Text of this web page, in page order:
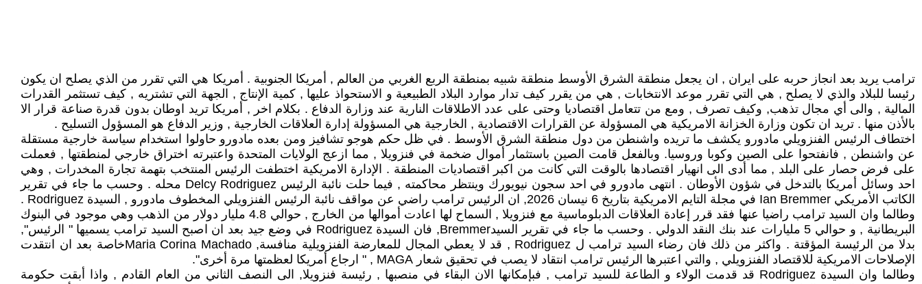
ترامب يريد بعد انجاز حربه على ايران , ان يجعل منطقة الشرق الأوسط منطقة شبيه بمنطقة الربع الغربي من العالم , أمريكا الجنوبية . أمريكا هي التي تقرر من الذي يصلح ان يكون
رئيسا للبلاد والذي لا يصلح , هي التي تقرر موعد الانتخابات , هي من يقرر كيف تدار موارد البلاد الطبيعية و الاستحواذ عليها , كمية الإنتاج , الجهة التي تشتريه , كيف تستثمر القدرات
المالية , والى أي مجال تذهب, وكيف تصرف , ومع من تتعامل اقتصاديا وحتى على عدد الاطلاقات النارية عند وزارة الدفاع . بكلام اخر , أمريكا تريد اوطان بدون قدرة صناعة قرار الا
بالأذن منها . تريد ان تكون وزارة الخزانة الامريكية هي المسؤولة عن القرارات الاقتصادية , الخارجية هي المسؤولة إدارة العلاقات الخارجية , وزير الدفاع هو المسؤول التسليح .
اختطاف الرئيس الفنزويلي مادورو يكشف ما تريده واشنطن من دول منطقة الشرق الأوسط . في ظل حكم هوجو تشافيز ومن بعده مادورو حاولوا استخدام سياسة خارجية مستقلة
عن واشنطن , فانفتحوا على الصين وكوبا وروسيا. وبالفعل قامت الصين باستثمار أموال ضخمة في فنزويلا , مما ازعج الولايات المتحدة واعتبرته اختراق خارجي لمنطقتها , فعملت
على فرض حصار على البلد , مما أدى الى انهيار اقتصادها بالوقت التي كانت من اكبر اقتصاديات المنطقة . الإدارة الامريكية اختطفت الرئيس المنتخب بتهمة تجارة المخدرات , وهي
احد وسائل أمريكا بالتدخل في شؤون الأوطان . انتهى مادورو في احد سجون نيويورك وينتظر محاكمته , فيما حلت نائبة الرئيس Delcy Rodriguez محله . وحسب ما جاء في تقرير
الكاتب الأمريكي Ian Bremmer في مجلة التايم الامريكية بتاريخ 6 نيسان 2026, ان الرئيس ترامب راضي عن مواقف نائبة الرئيس الفنزويلي المخطوف مادورو , السيدة Rodriguez .
وطالما وان السيد ترامب راضيا عنها فقد قرر إعادة العلاقات الدبلوماسية مع فنزويلا , السماح لها اعادت أموالها من الخارج , حوالي 4.8 مليار دولار من الذهب وهي موجود في البنوك
البريطانية , و حوالي 5 مليارات عند بنك النقد الدولي . وحسب ما جاء في تقرير السيدBremmer, فان السيدة Rodriguez في وضع جيد بعد ان اصبح السيد ترامب يسميها " الرئيس",
بدلا من الرئيسة المؤقتة . واكثر من ذلك فان رضاء السيد ترامب ل Rodriguez , قد لا يعطي المجال للمعارضة الفنزويلية منافسة, Maria Corina Machadoخاصة بعد ان انتقدت
الإصلاحات الامريكية للاقتصاد الفنزويلي , والتي اعتبرها الرئيس ترامب انتقاد لا يصب في تحقيق شعار MAGA , " ارجاع أمريكا لعظمتها مرة أخرى".
وطالما وان السيدة Rodriguez قد قدمت الولاء و الطاعة للسيد ترامب , فبإمكانها الان البقاء في منصبها , رئيسة فنزويلا, الى النصف الثاني من العام القادم , واذا أبقت حكومة